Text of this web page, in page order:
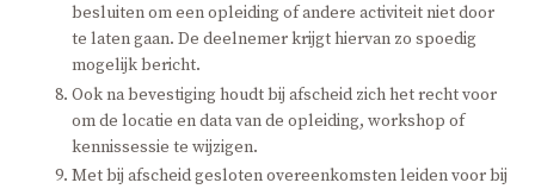
besluiten om een opleiding of andere activiteit niet door
te laten gaan. De deelnemer krijgt hiervan zo spoedig
mogelijk bericht.
Ook na bevestiging houdt bij afscheid zich het recht voor
om de locatie en data van de opleiding, workshop of
kennissessie te wijzigen.
Met bij afscheid gesloten overeenkomsten leiden voor bij